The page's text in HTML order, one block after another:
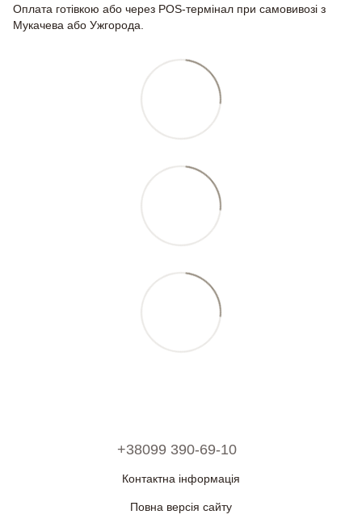
Оплата готівкою або через POS-термінал при самовивозі з
Мукачева або Ужгорода.
+38099 390-69-10
Контактна інформація
Повна версія сайту